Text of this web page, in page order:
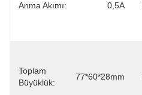
Anma Akımı: 0,5A
Toplam
Büyüklük:
77*60*28mm